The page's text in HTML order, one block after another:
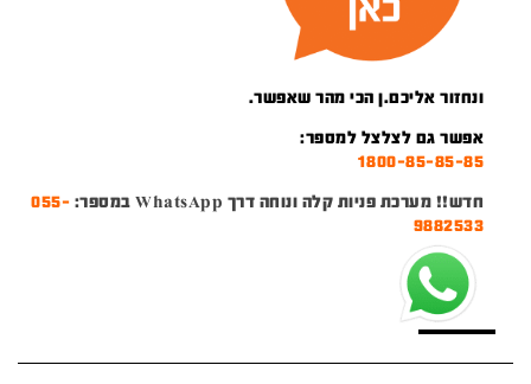
ונחזור אליכם.ן הכי מהר שאפשר.
אפשר גם לצלצל למספר:
1800-85-85-85
חדש!! מערכת פניות קלה ונוחה דרך WhatsApp במספר:
055-
9882533